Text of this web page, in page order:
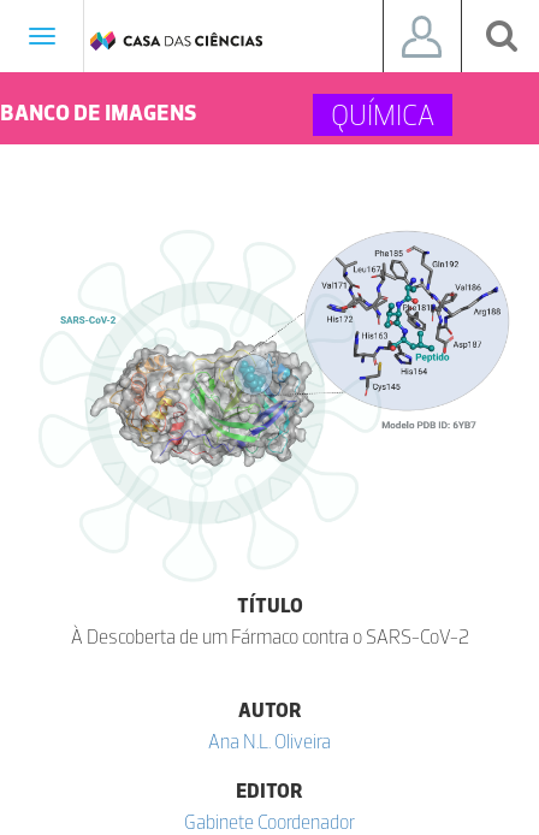
Toggle
BANCO DE IMAGENS QUÍMICA
TÍTULO
À Descoberta de um Fármaco contra o SARS-CoV-2
AUTOR
Ana N.L. Oliveira
EDITOR
Gabinete Coordenador